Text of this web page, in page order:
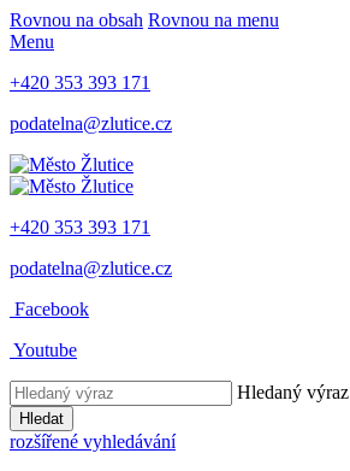
Rovnou na obsah Rovnou na menu
Menu
+420 353 393 171
podatelna@zlutice.cz
+420 353 393 171
podatelna@zlutice.cz
Facebook
Youtube
Hledaný výraz
Hledat
rozšířené vyhledávání